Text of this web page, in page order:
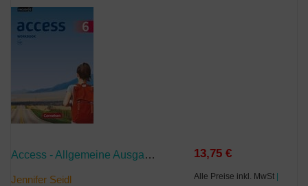
Access - Allgemeine Ausgabe 2014 - Band 6: 10. Schuljahr
Jennifer Seidl
13,75 €
Alle Preise inkl. MwSt |